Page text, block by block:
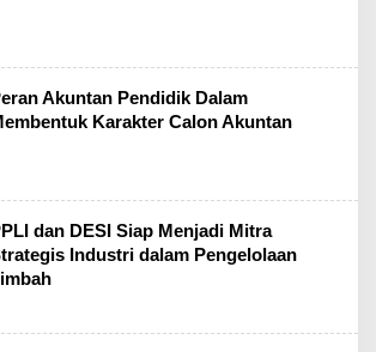
Akuntan Pendidik Dalam
Karakter Calon Akuntan
dan DESI Siap Menjadi Mitra
Industri dalam Pengelolaan